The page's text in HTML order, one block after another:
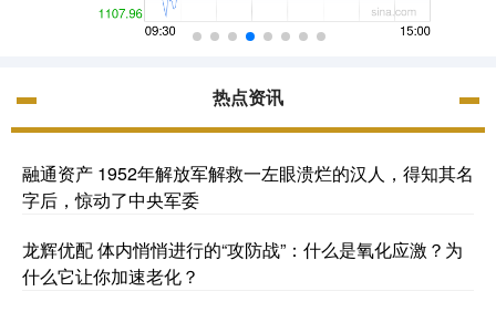
热点资讯
融通资产 1952年解放军解救一左眼溃烂的汉人，得知其名
字后，惊动了中央军委
龙辉优配 体内悄悄进行的“攻防战”：什么是氧化应激？为
什么它让你加速老化？